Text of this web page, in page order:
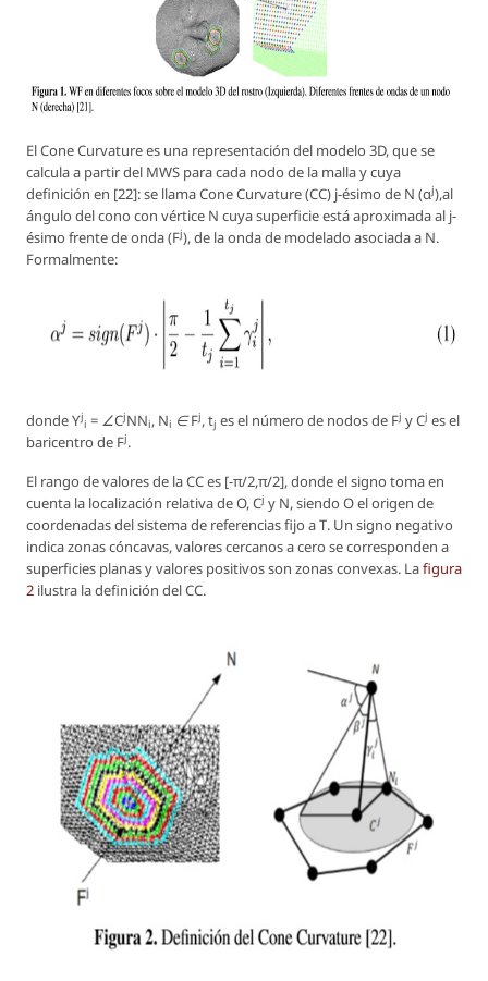
ElCone Curvaturees una representación del modelo 3D, que se
calcula a partir del MWS para cada nodo de la malla y cuya
definición en [22]: se llamaCone Curvature(CC) j-ésimo de N (αj),al
ángulo del cono con vértice N cuya superficie está aproximada al j-
ésimo frente de onda(Fj), de la onda de modelado asociada a N.
Formalmente:
dondeϒj
i = ∠CjNNi, Ni ∈ Fj, tj es el número de nodos de Fj yCj es el
baricentro de Fj.
El rango de valores de la CC es [−π/2,π/2], donde el signo toma en
cuenta la localización relativa deO, Cj y N, siendo Oel origen de
coordenadas del sistema de referencias fijo aT. Un signo negativo
indica zonas cóncavas, valores cercanos a cero se corresponden a
superficies planas y valores positivos son zonas convexas. Lafigura
2 ilustra la definición del CC.